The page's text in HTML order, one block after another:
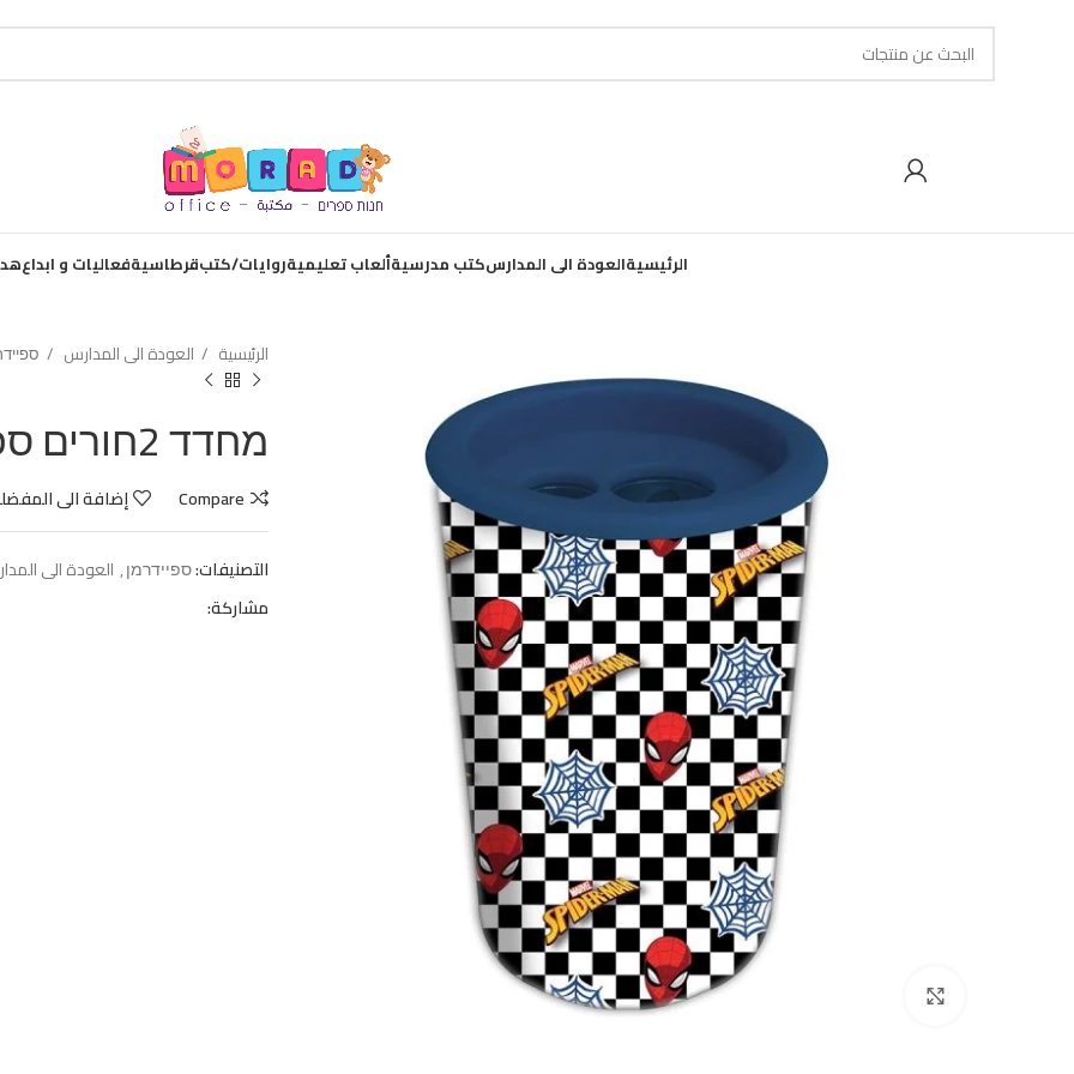
الرئيسيةالعودة الى المدارسكتب مدرسيةألعاب تعليميةروايات/كتبقرطاسيةفعاليات و ابداع
الرئيسية العودة الى المدارس
מחדד 2חורים ספיידרמן
Compare إضافة الى
التصنيفات:ספיידרמן, العودة الى
مشاركة: